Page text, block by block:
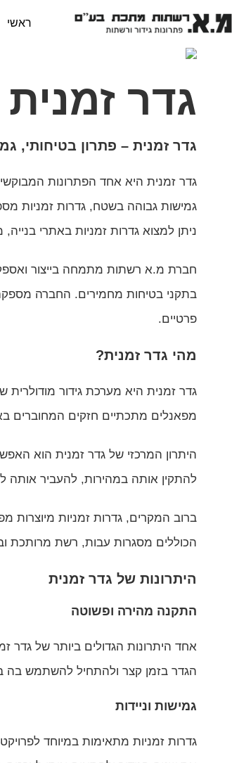
ראשי
גדר זמנית
גדר זמנית – פתרון בטיחותי,
גדר זמנית היא אחד הפתרונות
גמישות גבוהה בשטח, גדרות זמניות
ניתן למצוא גדרות זמניות באתרי
חברת מ.א רשתות מתמחה בייצור
בתקני בטיחות מחמירים. החברה מספקת
פרטיים.
מהי גדר זמנית?
גדר זמנית היא מערכת גידור
מפאנלים מתכתיים חזקים המחוברים
היתרון המרכזי של גדר זמנית הוא
להתקין אותה במהירות, להעביר אותה
ברוב המקרים, גדרות זמניות מיוצרות
הכוללים מסגרות עבות, רשת מרותכת
היתרונות של גדר זמנית
התקנה מהירה ופשוטה
אחד היתרונות הגדולים ביותר של גדר
הגדר בזמן קצר ולהתחיל להשתמש בה
גמישות וניידות
גדרות זמניות מתאימות במיוחד